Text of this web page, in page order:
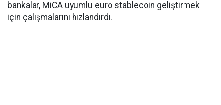
bankalar, MiCA uyumlu euro stablecoin geliştirmek
için çalışmalarını hızlandırdı.